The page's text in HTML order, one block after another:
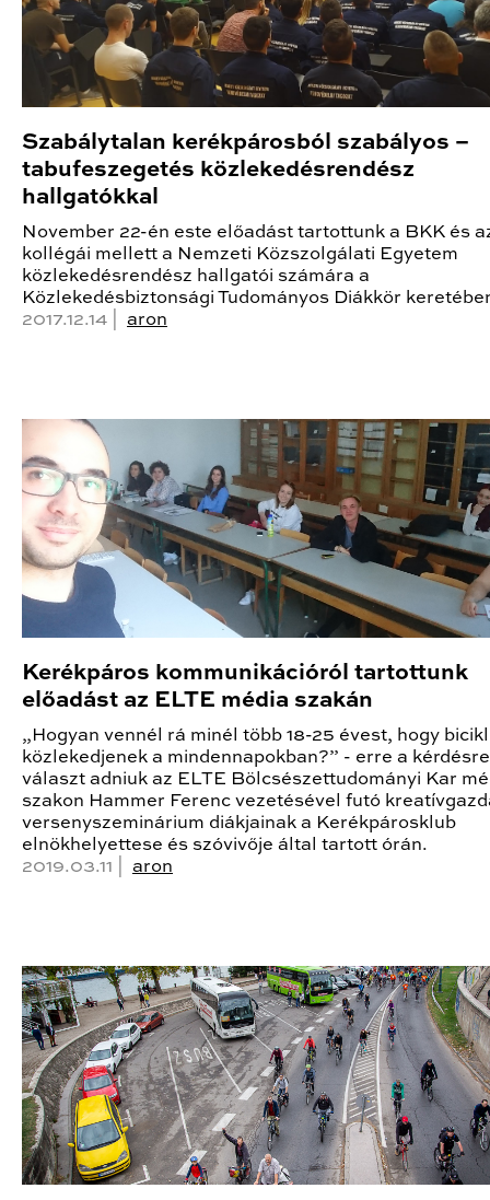
Szabálytalan kerékpárosból szabályos –
tabufeszegetés közlekedésrendész
hallgatókkal
November 22-én este előadást tartottunk a BKK és
kollégái mellett a Nemzeti Közszolgálati Egyetem
közlekedésrendész hallgatói számára a
Közlekedésbiztonsági Tudományos Diákkör
2017.12.14 | aron
Kerékpáros kommunikációról tartottunk
előadást az ELTE média szakán
„Hogyan vennél rá minél több 18-25 évest, hogy
közlekedjenek a mindennapokban?” - erre a
választ adniuk az ELTE Bölcsészettudományi Kar
szakon Hammer Ferenc vezetésével futó
versenyszeminárium diákjainak a Kerékpárosklub
elnökhelyettese és szóvivője által tartott órán.
2019.03.11 | aron